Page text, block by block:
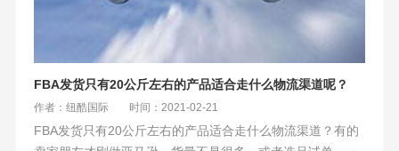
FBA发货只有20公斤左右的产品适合走什么物流渠道呢？
作者：纽酷国际 时间：2021-02-21
FBA发货只有20公斤左右的产品适合走什么物流渠道？有的